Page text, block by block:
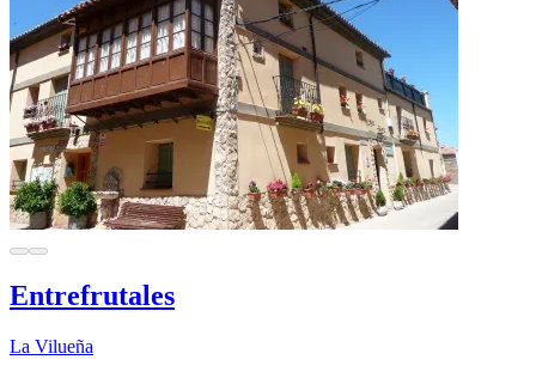
Entrefrutales
La Vilueña